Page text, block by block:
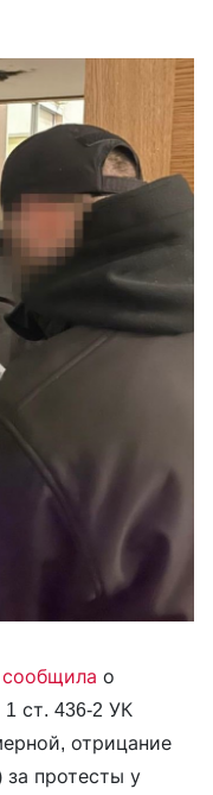
сообщила о
ст. 436-2 УК
отрицание
протесты у